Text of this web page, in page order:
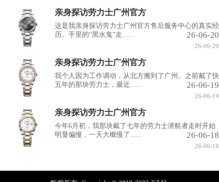
亲身探访劳力士广州官方
这是我亲身探访劳力士广州官方售后服务中心的真实经
历。手里的“黑水鬼”走......
26-06-20
26-06-20
亲身探访劳力士广州官方
我个人因为工作调动，从北方搬到了广州。之前戴了快
五年的那块劳力士，最近......
26-06-19
26-06-19
亲身探访劳力士广州官方
今年6月初，我那块戴了七年的劳力士潜航者走时开始
明显偏慢，一天大概慢了......
26-06-18
26-06-18